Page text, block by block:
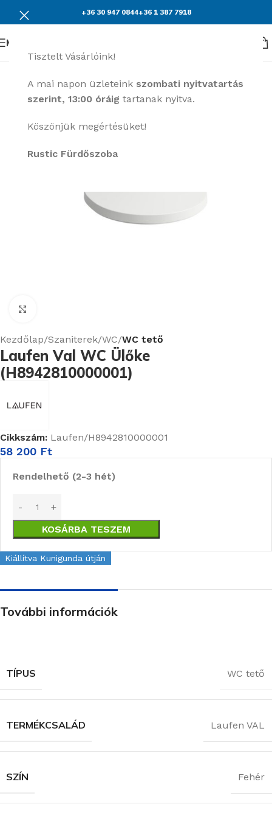
Tisztelt Vásárlóink!
A mai napon üzleteink szombati nyitvatartás
szerint, 13:00 óráig tartanak nyitva.
Köszönjük megértésüket!
Rustic Fürdőszoba
+36 30 947 0844+36 1 387 7918
Menü
Kezdőlap Szaniterek WC WC tető
Laufen Val WC Ülőke
(H8942810000001)
Cikkszám: Laufen/H8942810000001
58 200 Ft
Rendelhető (2-3 hét)
KOSÁRBA TESZEM
Kiállítva Kunigunda útján
További információk
TÍPUS WC tető
TERMÉKCSALÁD Laufen VAL
SZÍN Fehér